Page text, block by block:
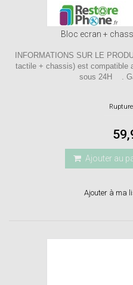
Bloc ecran +
INFORMATIONS SUR LE
tactile + chassis) est
sous 24H .
Ajouter au
Ajouter à ma